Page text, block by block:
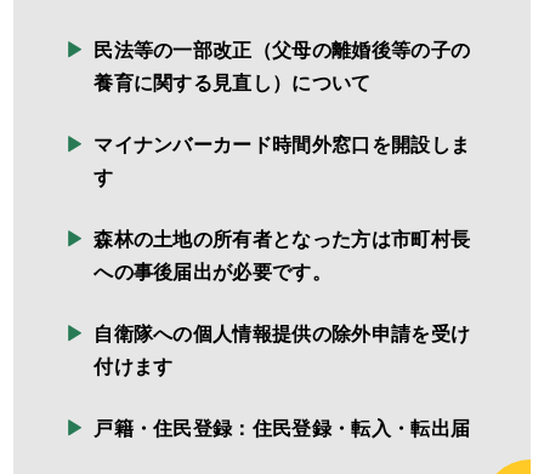
民法等の一部改正（父母の離婚後等の子の
養育に関する見直し）について
マイナンバーカード時間外窓口を開設しま
す
森林の土地の所有者となった方は市町村長
への事後届出が必要です。
自衛隊への個人情報提供の除外申請を受け
付けます
戸籍・住民登録：住民登録・転入・転出届